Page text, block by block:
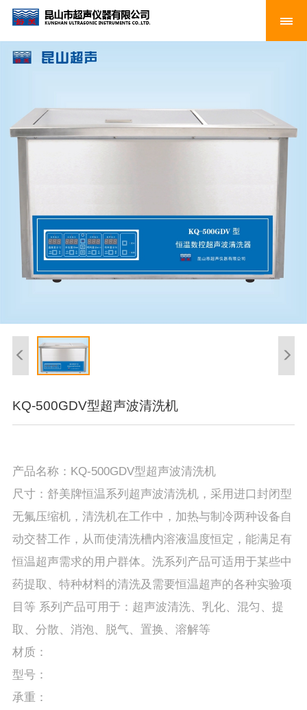
KQ-500GDV型超声波清洗机
产品名称：KQ-500GDV型超声波清洗机
尺寸：舒美牌恒温系列超声波清洗机，采用进口封闭型
无氟压缩机，清洗机在工作中，加热与制冷两种设备自
动交替工作，从而使清洗槽内溶液温度恒定，能满足有
恒温超声需求的用户群体。洗系列产品可适用于某些中
药提取、特种材料的清洗及需要恒温超声的各种实验项
目等 系列产品可用于：超声波清洗、乳化、混匀、提
取、分散、消泡、脱气、置换、溶解等
材质：
型号：
承重：